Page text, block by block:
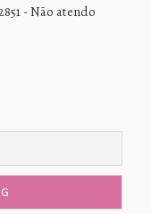
- Não atendo